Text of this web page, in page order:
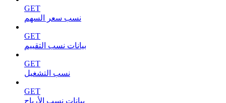
GET
نسب سعر السهم
GET
بيانات نسب التقييم
GET
نسب التشغيل
GET
بيانات نسب الأرباح